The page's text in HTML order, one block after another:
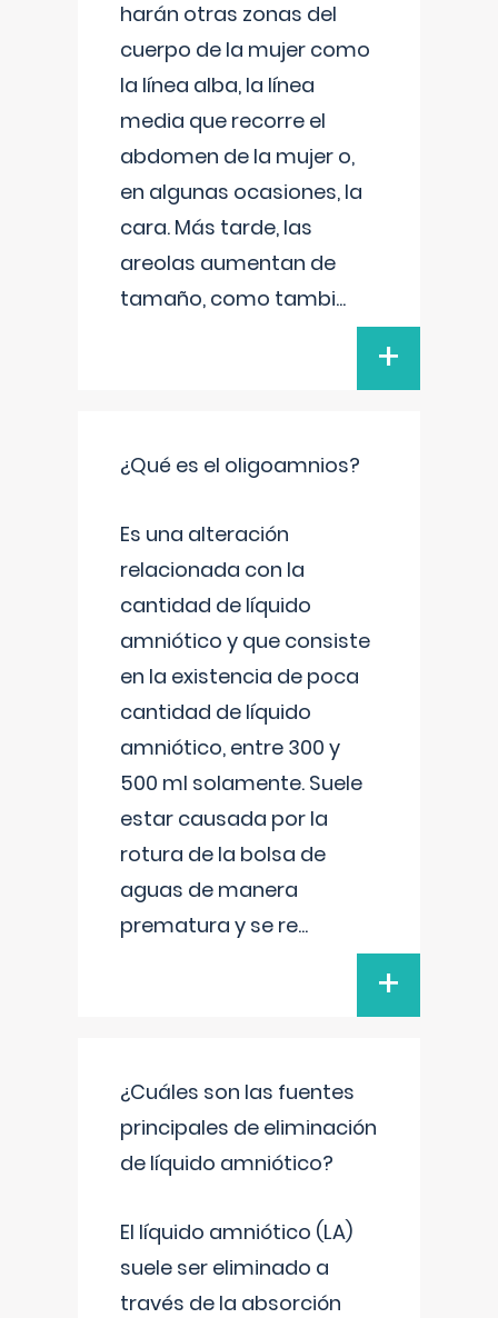
harán otras zonas del
cuerpo de la mujer como
la línea alba, la línea
media que recorre el
abdomen de la mujer o,
en algunas ocasiones, la
cara. Más tarde, las
areolas aumentan de
tamaño, como tambi...
+
¿Qué es el oligoamnios?
Es una alteración
relacionada con la
cantidad de líquido
amniótico y que consiste
en la existencia de poca
cantidad de líquido
amniótico, entre 300 y
500 ml solamente. Suele
estar causada por la
rotura de la bolsa de
aguas de manera
prematura y se re...
+
¿Cuáles son las fuentes
principales de eliminación
de líquido amniótico?
El líquido amniótico (LA)
suele ser eliminado a
través de la absorción